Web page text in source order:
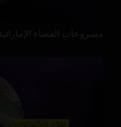
مشروعات الفضاء الإماراتية